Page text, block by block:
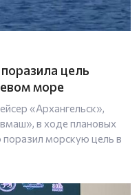
цель
море
«Архангельск»,
в ходе плановых
морскую цель в